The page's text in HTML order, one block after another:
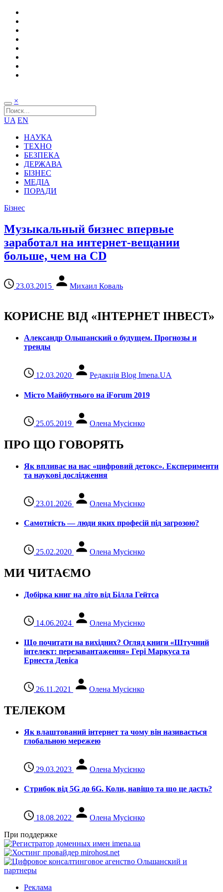
×
UA EN
НАУКА
ТЕХНО
БЕЗПЕКА
ДЕРЖАВА
БІЗНЕС
МЕДІА
ПОРАДИ
Бізнес
Музыкальный бизнес впервые
заработал на интернет-вещании
больше, чем на CD
23.03.2015 Михаил Коваль
КОРИСНЕ ВІД «ІНТЕРНЕТ ІНВЕСТ»
Александр Ольшанский о будущем. Прогнозы и
тренды
12.03.2020 Редакція Blog Imena.UA
Місто Майбутнього на iForum 2019
25.05.2019 Олена Мусієнко
ПРО ЩО ГОВОРЯТЬ
Як впливає на нас «цифровий детокс». Експерименти
та наукові дослідження
23.01.2026 Олена Мусієнко
Самотність — люди яких професій під загрозою?
25.02.2020 Олена Мусієнко
МИ ЧИТАЄМО
Добірка книг на літо від Білла Гейтса
14.06.2024 Олена Мусієнко
Що почитати на вихідних? Огляд книги «Штучний
інтелект: перезавантаження» Гері Маркуса та
Ернеста Девіса
26.11.2021 Олена Мусієнко
ТЕЛЕКОМ
Як влаштований інтернет та чому він називається
глобальною мережею
29.03.2023 Олена Мусієнко
Стрибок від 5G до 6G. Коли, навіщо та що це даcть?
18.08.2022
Олена Мусієнко
При поддержке
Реклама